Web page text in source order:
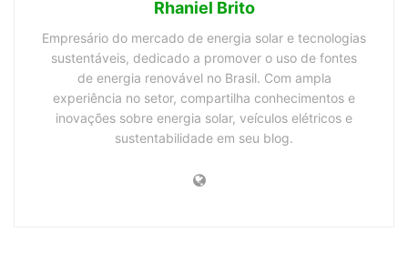
Rhaniel Brito
Empresário do mercado de energia solar e tecnologias
sustentáveis, dedicado a promover o uso de fontes
de energia renovável no Brasil. Com ampla
experiência no setor, compartilha conhecimentos e
inovações sobre energia solar, veículos elétricos e
sustentabilidade em seu blog.